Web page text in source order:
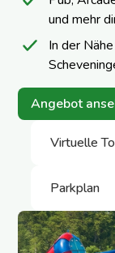
und mehr
In der
Angebot
Virtuelle
Parkplan